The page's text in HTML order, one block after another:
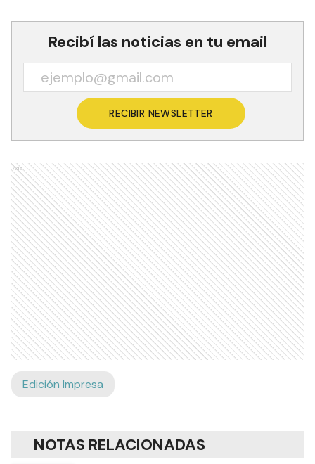
Recibí las noticias en tu email
RECIBIR NEWSLETTER
Ads
Edición Impresa
NOTAS RELACIONADAS